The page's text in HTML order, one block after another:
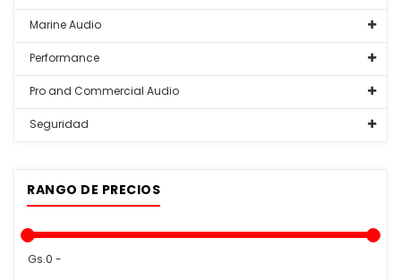
Marine Audio
Performance
Pro and Commercial Audio
Seguridad
RANGO DE PRECIOS
Gs.0 -